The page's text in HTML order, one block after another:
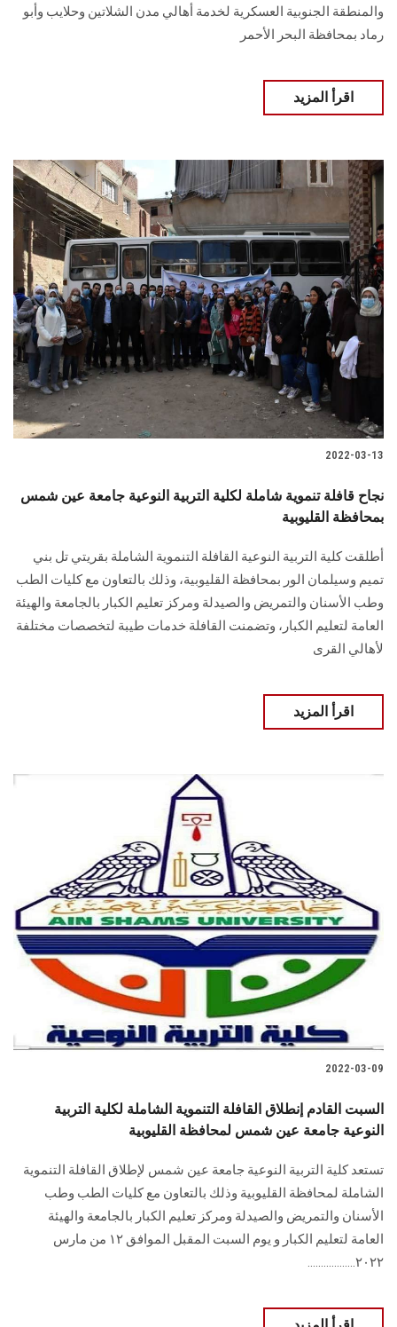
والمنطقة الجنوبية العسكرية لخدمة أهالي مدن الشلاتين وحلايب وأبو
رماد بمحافظة البحر الأحمر
اقرأ المزيد
2022-03-13
نجاح قافلة تنموية شاملة لكلية التربية النوعية جامعة عين شمس
بمحافظة القليوبية
أطلقت كلية التربية النوعية القافلة التنموية الشاملة بقريتي تل بني
تميم وسيلمان الور بمحافظة القليوبية، وذلك بالتعاون مع كليات الطب
وطب الأسنان والتمريض والصيدلة ومركز تعليم الكبار بالجامعة والهيئة
العامة لتعليم الكبار، وتضمنت القافلة خدمات طيبة لتخصصات مختلفة
لأهالي القرى
اقرأ المزيد
2022-03-09
السبت القادم إنطلاق القافلة التنموية الشاملة لكلية التربية
النوعية جامعة عين شمس لمحافظة القليوبية
تستعد كلية التربية النوعية جامعة عين شمس لإطلاق القافلة التنموية
الشاملة لمحافظة القليوبية وذلك بالتعاون مع كليات الطب وطب
الأسنان والتمريض والصيدلة ومركز تعليم الكبار بالجامعة والهيئة
العامة لتعليم الكبار و يوم السبت المقبل الموافق ١٢ من مارس
٢٠٢٢..................